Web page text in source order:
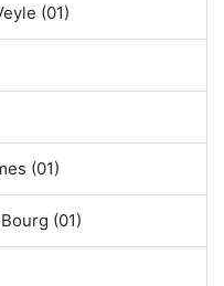
(01)
(01)
(01)